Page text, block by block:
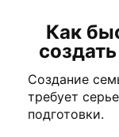
Как
Создание
требует
подготовки.